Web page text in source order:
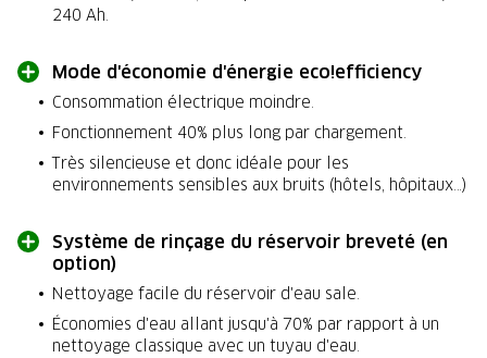
240 Ah.
Mode d'économie d'énergie eco!efficiency
Consommation électrique moindre.
Fonctionnement 40% plus long par chargement.
Très silencieuse et donc idéale pour les
environnements sensibles aux bruits (hôtels, hôpitaux…)
Système de rinçage du réservoir breveté (en
option)
Nettoyage facile du réservoir d'eau sale.
Économies d'eau allant jusqu'à 70% par rapport à un
nettoyage classique avec un tuyau d'eau.